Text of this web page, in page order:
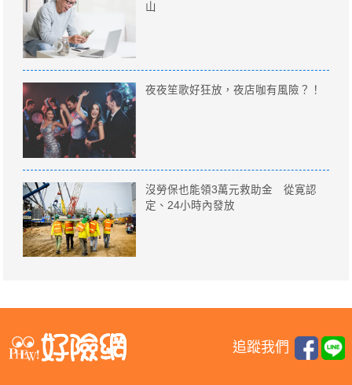
山
夜夜笙歌好狂放，夜店咖有風險？！
沒勞保也能領3萬元救助金 從寛認
定、24小時內發放
追蹤我們